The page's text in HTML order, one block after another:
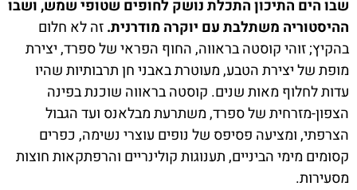
שבו הים התיכון התכלת נושק לחופים שטופי שמש, ושבו
ההיסטוריה משתלבת עם יוקרה מודרנית.זה לא חלום
בהקיץ; זוהי קוסטה בראווה, החוף הפראי של ספרד, יצירת
מופת של יצירת הטבע, מעוטרת באבני חן תרבותיות שהיו
עדות לחלוף מאות שנים. קוסטה בראווה שוכנת בפינה
הצפון-מזרחית של ספרד, משתרעת מבלאנס ועד הגבול
הצרפתי, ומציעה פסיפס של נופים עוצרי נשימה, כפרים
קסומים מימי הביניים, תענוגות קולינריים והרפתקאות חוצות
מסעירות.